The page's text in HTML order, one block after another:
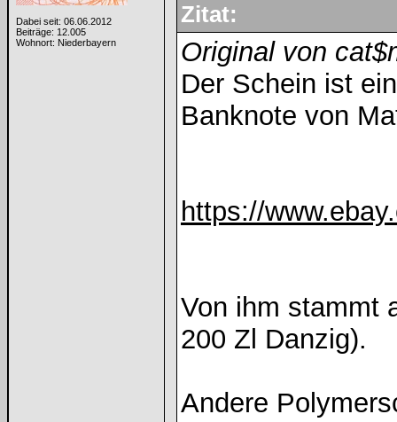
Dabei seit: 06.06.2012
Beiträge: 12.005
Wohnort: Niederbayern
Zitat:
Original von
Der Schein ist
Banknote von
https://
Von ihm stammt
200 Zl Danzig).
Andere